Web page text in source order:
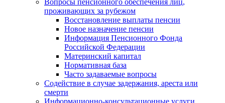
Вопросы пенсионного обеспечения лиц,
проживающих за рубежом
Восстановление выплаты пенсии
Новое назначение пенсии
Информация Пенсионного Фонда
Российской Федерации
Материнский капитал
Нормативная база
Часто задаваемые вопросы
Содействие в случае задержания, ареста или
смерти
Информационно-консультационные услуги